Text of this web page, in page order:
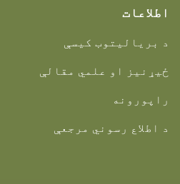
اطلاعات
د بریالیتوب کیسې
ځیړنیز او علمي مقالې
راپورونه
د اطلاع رسوني مرجعې